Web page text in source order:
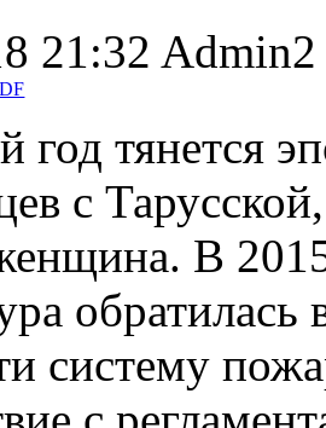
21:32 Admin2
год тянется
с
В
систему